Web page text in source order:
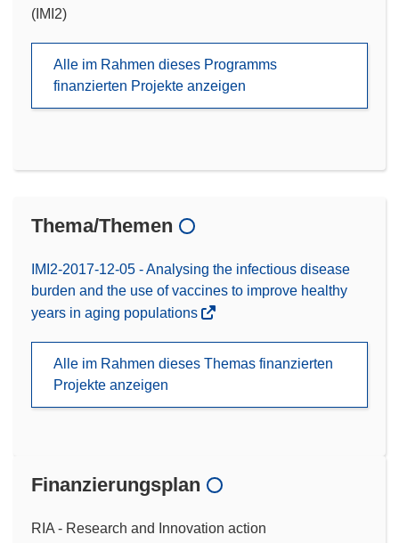
(IMI2)
Alle im Rahmen dieses Programms
finanzierten Projekte anzeigen
Thema/Themen
IMI2-2017-12-05 - Analysing the infectious disease
burden and the use of vaccines to improve healthy
years in aging populations
Alle im Rahmen dieses Themas finanzierten
Projekte anzeigen
Finanzierungsplan
RIA - Research and Innovation action